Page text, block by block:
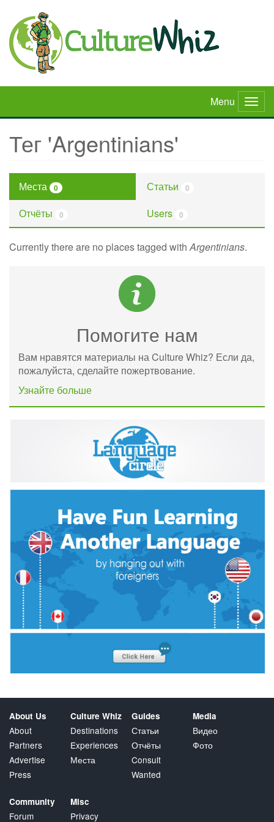
main
content
Menu
Тег 'Argentinians'
Места 0 Статьи 0
Отчёты 0 Users 0
Currently there are no places tagged withArgentinians.
Помогите нам
Вам нравятся материалы на Culture Whiz? Если да,
пожалуйста, сделайте пожертвование.
Узнайте больше
About Us
About
Partners
Advertise
Press
Culture Whiz
Destinations
Experiences
Места
Guides
Статьи
Отчёты
Consult
Wanted
Media
Видео
Фото
Community
Forum
Misc
Privacy